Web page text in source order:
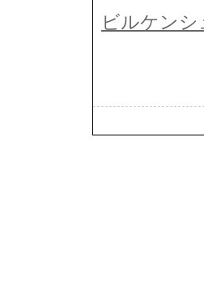
ビルケン